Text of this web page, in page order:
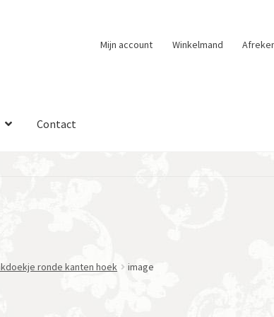
Mijn account Winkelmand
Contact
ronde kanten hoek image